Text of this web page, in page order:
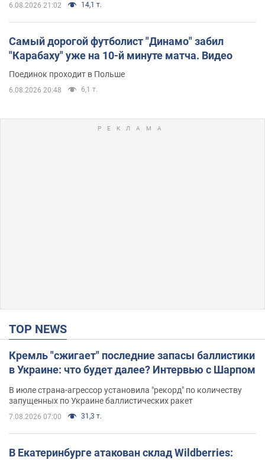
6.08.2026 21:02 14,1 т.
Самый дорогой футболист "Динамо" забил
"Карабаху" уже на 10-й минуте матча. Видео
Поединок проходит в Польше
6.08.2026 20:48 6,1 т.
TOP NEWS
Кремль "сжигает" последние запасы баллистики
в Украине: что будет далее? Интервью с Шарпом
В июле страна-агрессор установила "рекорд" по количеству
запущенных по Украине баллистических ракет
7.08.2026 07:00 31,3 т.
В Екатеринбурге атакован склад Wildberries: